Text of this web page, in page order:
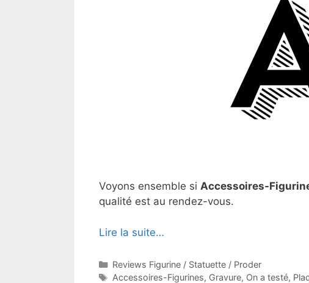
Voyons ensemble si Accessoires-
qualité est au rendez-vous.
Lire la suite…
Catégories
Reviews Figurine / Statuette / Proder
Étiquettes
Accessoires-Figurines, Gravure, On a testé,